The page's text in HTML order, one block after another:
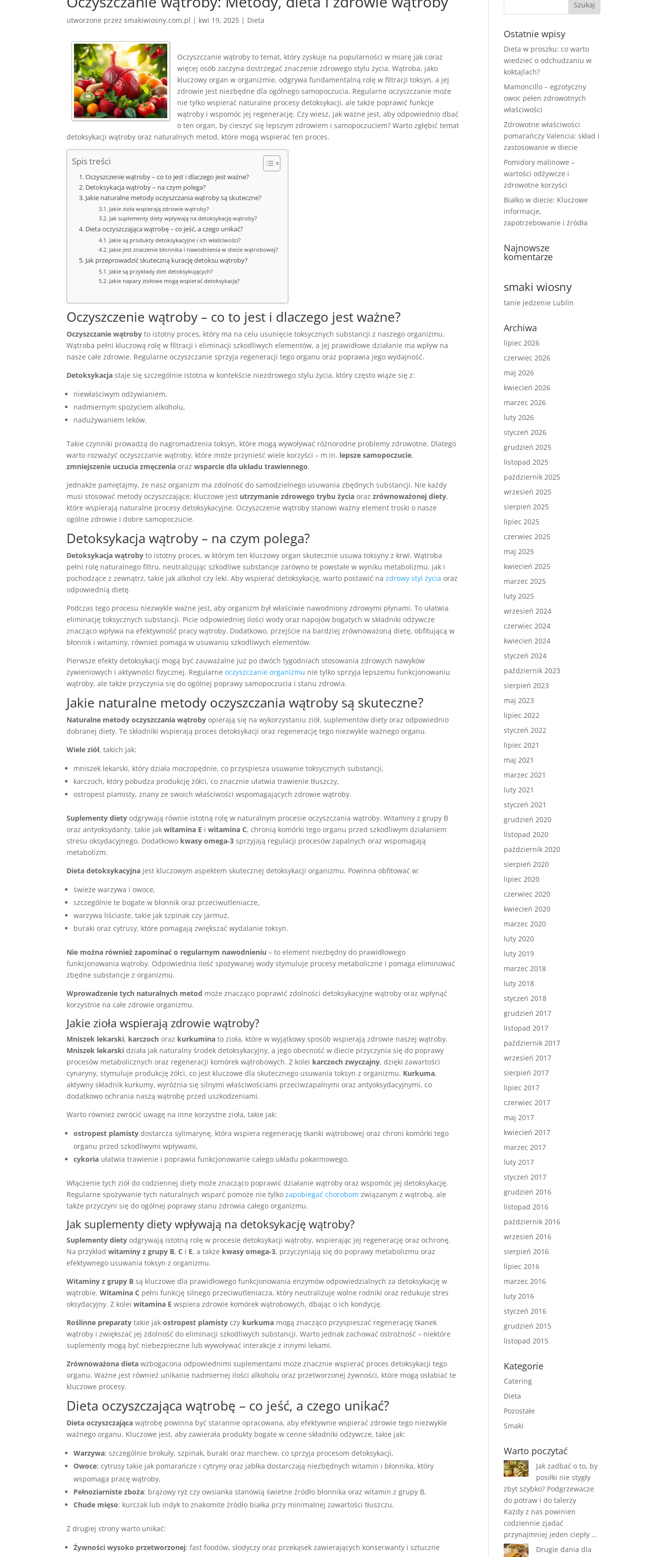
utworzone przezsmakiwiosny.com.pl | kwi 19, 2025 | Dieta
Oczyszczanie wątroby to temat, który zyskuje na popularności w miarę jak coraz
więcej osób zaczyna dostrzegać znaczenie zdrowego stylu życia. Wątroba, jako
kluczowy organ w organizmie, odgrywa fundamentalną rolę w filtracji toksyn, a jej
zdrowie jest niezbędne dla ogólnego samopoczucia. Regularne oczyszczanie może
nie tylko wspierać naturalne procesy detoksykacji, ale także poprawić funkcje
wątroby i wspomóc jej regenerację. Czy wiesz, jak ważne jest, aby odpowiednio dbać
o ten organ, by cieszyć się lepszym zdrowiem i samopoczuciem? Warto zgłębić temat
detoksykacji wątroby oraz naturalnych metod, które mogą wspierać ten proces.
Spis treści
Oczyszczenie wątroby – co to jest i dlaczego jest ważne?
Detoksykacja wątroby – na czym polega?
Jakie naturalne metody oczyszczania wątroby są skuteczne?
Jakie zioła wspierają zdrowie wątroby?
Jak suplementy diety wpływają na detoksykację wątroby?
Dieta oczyszczająca wątrobę – co jeść, a czego unikać?
Jakie są produkty detoksykacyjne i ich właściwości?
Jakie jest znaczenie błonnika i nawodnienia w diecie wątrobowej?
Jak przeprowadzić skuteczną kurację detoksu wątroby?
Jakie są przykłady diet detoksykujących?
Jakie napary ziołowe mogą wspierać detoksykację?
Oczyszczenie wątroby – co to jest i dlaczego jest ważne?
Oczyszczanie wątroby to istotny proces, który ma na celu usunięcie toksycznych substancji z naszego organizmu.
Wątroba pełni kluczową rolę w filtracji i eliminacji szkodliwych elementów, a jej prawidłowe działanie ma wpływ na
nasze całe zdrowie. Regularne oczyszczanie sprzyja regeneracji tego organu oraz poprawia jego wydajność.
Detoksykacja staje się szczególnie istotna w kontekście niezdrowego stylu życia, który często wiąże się z:
niewłaściwym odżywianiem,
nadmiernym spożyciem alkoholu,
nadużywaniem leków.
Takie czynniki prowadzą do nagromadzenia toksyn, które mogą wywoływać różnorodne problemy zdrowotne. Dlatego
warto rozważyć oczyszczanie wątroby, które może przynieść wiele korzyści – m.in. lepsze samopoczucie,
zmniejszenie uczucia zmęczenia orazwsparcie dla układu trawiennego.
Jednakże pamiętajmy, że nasz organizm ma zdolność do samodzielnego usuwania zbędnych substancji. Nie każdy
musi stosować metody oczyszczające; kluczowe jest utrzymanie zdrowego trybu życia orazzrównoważonej diety,
które wspierają naturalne procesy detoksykacyjne. Oczyszczenie wątroby stanowi ważny element troski o nasze
ogólne zdrowie i dobre samopoczucie.
Detoksykacja wątroby – na czym polega?
Detoksykacja wątroby to istotny proces, w którym ten kluczowy organ skutecznie usuwa toksyny z krwi. Wątroba
pełni rolę naturalnego filtru, neutralizując szkodliwe substancje zarówno te powstałe w wyniku metabolizmu, jak i
pochodzące z zewnątrz, takie jak alkohol czy leki. Aby wspierać detoksykację, warto postawić nazdrowy styl życia oraz
odpowiednią dietę.
Podczas tego procesu niezwykle ważne jest, aby organizm był właściwie nawodniony zdrowymi płynami. To ułatwia
eliminację toksycznych substancji. Picie odpowiedniej ilości wody oraz napojów bogatych w składniki odżywcze
znacząco wpływa na efektywność pracy wątroby. Dodatkowo, przejście na bardziej zrównoważoną dietę, obfitującą w
błonnik i witaminy, również pomaga w usuwaniu szkodliwych elementów.
Pierwsze efekty detoksykacji mogą być zauważalne już po dwóch tygodniach stosowania zdrowych nawyków
żywieniowych i aktywności fizycznej. Regularneoczyszczanie organizmu nie tylko sprzyja lepszemu funkcjonowaniu
wątroby, ale także przyczynia się do ogólnej poprawy samopoczucia i stanu zdrowia.
Jakie naturalne metody oczyszczania wątroby są skuteczne?
Naturalne metody oczyszczania wątroby opierają się na wykorzystaniu ziół, suplementów diety oraz odpowiednio
dobranej diety. Te składniki wspierają proces detoksykacji oraz regenerację tego niezwykle ważnego organu.
Wiele ziół, takich jak:
mniszek lekarski, który działa moczopędnie, co przyspiesza usuwanie toksycznych substancji,
karczoch, który pobudza produkcję żółci, co znacznie ułatwia trawienie tłuszczy,
ostropest plamisty, znany ze swoich właściwości wspomagających zdrowie wątroby.
Suplementy diety odgrywają równie istotną rolę w naturalnym procesie oczyszczania wątroby. Witaminy z grupy B
oraz antyoksydanty, takie jakwitamina E iwitamina C, chronią komórki tego organu przed szkodliwym działaniem
stresu oksydacyjnego. Dodatkowo kwasy omega-3 sprzyjają regulacji procesów zapalnych oraz wspomagają
metabolizm.
Dieta detoksykacyjna jest kluczowym aspektem skutecznej detoksykacji organizmu. Powinna obfitować w:
świeże warzywa i owoce,
szczególnie te bogate w błonnik oraz przeciwutleniacze,
warzywa liściaste, takie jak szpinak czy jarmuż,
buraki oraz cytrusy, które pomagają zwiększać wydalanie toksyn.
Nie można również zapominać o regularnym nawodnieniu – to element niezbędny do prawidłowego
funkcjonowania wątroby. Odpowiednia ilość spożywanej wody stymuluje procesy metaboliczne i pomaga eliminować
zbędne substancje z organizmu.
Wprowadzenie tych naturalnych metod może znacząco poprawić zdolności detoksykacyjne wątroby oraz wpłynąć
korzystnie na całe zdrowie organizmu.
Jakie zioła wspierają zdrowie wątroby?
Mniszek lekarski, karczoch oraz kurkumina to zioła, które w wyjątkowy sposób wspierają zdrowie naszej wątroby.
Mniszek lekarski działa jak naturalny środek detoksykacyjny, a jego obecność w diecie przyczynia się do poprawy
procesów metabolicznych oraz regeneracji komórek wątrobowych. Z kolei karczoch zwyczajny, dzięki zawartości
cynaryny, stymuluje produkcję żółci, co jest kluczowe dla skutecznego usuwania toksyn z organizmu. Kurkuma,
aktywny składnik kurkumy, wyróżnia się silnymi właściwościami przeciwzapalnymi oraz antyoksydacyjnymi, co
dodatkowo ochrania naszą wątrobę przed uszkodzeniami.
Warto również zwrócić uwagę na inne korzystne zioła, takie jak:
ostropest plamisty dostarcza sylimarynę, która wspiera regenerację tkanki wątrobowej oraz chroni komórki tego
organu przed szkodliwymi wpływami,
cykoria ułatwia trawienie i poprawia funkcjonowanie całego układu pokarmowego.
Włączenie tych ziół do codziennej diety może znacząco poprawić działanie wątroby oraz wspomóc jej detoksykację.
Regularne spożywanie tych naturalnych wsparć pomoże nie tylkozapobiegać chorobom związanym z wątrobą, ale
także przyczyni się do ogólnej poprawy stanu zdrowia całego organizmu.
Jak suplementy diety wpływają na detoksykację wątroby?
Suplementy diety odgrywają istotną rolę w procesie detoksykacji wątroby, wspierając jej regenerację oraz ochronę.
Na przykładwitaminy z grupy B,C i E, a także kwasy omega-3, przyczyniają się do poprawy metabolizmu oraz
efektywnego usuwania toksyn z organizmu.
Witaminy z grupy B są kluczowe dla prawidłowego funkcjonowania enzymów odpowiedzialnych za detoksykację w
wątrobie.Witamina C pełni funkcję silnego przeciwutleniacza, który neutralizuje wolne rodniki oraz redukuje stres
oksydacyjny. Z koleiwitamina E wspiera zdrowie komórek wątrobowych, dbając o ich kondycję.
Roślinne preparaty takie jakostropest plamisty czy kurkuma mogą znacząco przyspieszać regenerację tkanek
wątroby i zwiększać jej zdolność do eliminacji szkodliwych substancji. Warto jednak zachować ostrożność – niektóre
suplementy mogą być niebezpieczne lub wywoływać interakcje z innymi lekami.
Zrównoważona dieta wzbogacona odpowiednimi suplementami może znacznie wspierać proces detoksykacji tego
organu. Ważne jest również unikanie nadmiernej ilości alkoholu oraz przetworzonej żywności, które mogą osłabiać te
kluczowe procesy.
Dieta oczyszczająca wątrobę – co jeść, a czego unikać?
Dieta oczyszczająca wątrobę powinna być starannie opracowana, aby efektywnie wspierać zdrowie tego niezwykle
ważnego organu. Kluczowe jest, aby zawierała produkty bogate w cenne składniki odżywcze, takie jak:
Warzywa: szczególnie brokuły, szpinak, buraki oraz marchew, co sprzyja procesom detoksykacji,
Owoce: cytrusy takie jak pomarańcze i cytryny oraz jabłka dostarczają niezbędnych witamin i błonnika, który
wspomaga pracę wątroby,
Pełnoziarniste zboża: brązowy ryż czy owsianka stanowią świetne źródło błonnika oraz witamin z grupy B,
Chude mięso: kurczak lub indyk to znakomite źródło białka przy minimalnej zawartości tłuszczu.
Z drugiej strony warto unikać:
Żywności wysoko przetworzonej: fast foodów, słodyczy oraz przekąsek zawierających konserwanty i sztuczne
Ostatnie wpisy
Dieta w proszku: co warto
wiedzieć o odchudzaniu w
koktajlach?
Mamoncillo – egzotyczny
owoc pełen zdrowotnych
właściwości
Zdrowotne właściwości
pomarańczy Valencia: skład i
zastosowanie w diecie
Pomidory malinowe –
wartości odżywcze i
zdrowotne korzyści
Białko w diecie: Kluczowe
informacje,
zapotrzebowanie i źródła
Najnowsze
komentarze
smaki wiosny
tanie jedzenie Lublin
Archiwa
lipiec 2026
czerwiec 2026
maj 2026
kwiecień 2026
marzec 2026
luty 2026
styczeń 2026
grudzień 2025
listopad 2025
październik 2025
wrzesień 2025
sierpień 2025
lipiec 2025
czerwiec 2025
maj 2025
kwiecień 2025
marzec 2025
luty 2025
wrzesień 2024
czerwiec 2024
kwiecień 2024
styczeń 2024
październik 2023
sierpień 2023
maj 2023
lipiec 2022
styczeń 2022
lipiec 2021
maj 2021
marzec 2021
luty 2021
styczeń 2021
grudzień 2020
listopad 2020
październik 2020
sierpień 2020
lipiec 2020
czerwiec 2020
kwiecień 2020
marzec 2020
luty 2020
luty 2019
marzec 2018
luty 2018
styczeń 2018
grudzień 2017
listopad 2017
październik 2017
wrzesień 2017
sierpień 2017
lipiec 2017
czerwiec 2017
maj 2017
kwiecień 2017
marzec 2017
luty 2017
styczeń 2017
grudzień 2016
listopad 2016
październik 2016
wrzesień 2016
sierpień 2016
lipiec 2016
marzec 2016
luty 2016
styczeń 2016
grudzień 2015
listopad 2015
Kategorie
Catering
Dieta
Pozostałe
Smaki
Warto poczytać
Jak zadbać o to, by
posiłki nie stygły
zbyt szybko? Podgrzewacze
do potraw i do talerzy
Każdy z nas powinien
codziennie zjadać
przynajmniej jeden ciepły …
Drugie dania dla